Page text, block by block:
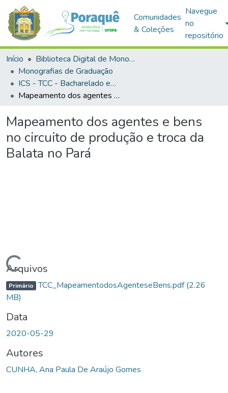
Comunidades
& Coleções
Navegue
no
repositório
Início
Biblioteca Digital de Monografias (BDM)
Monografias de Graduação
ICS - TCC - Bacharelado em Antropologia
Mapeamento dos agentes e bens no circuito de produção e troca da Balata no Pará
Mapeamento dos agentes e bens
no circuito de produção e troca da
Balata no Pará
Carregando...
Arquivos
Primário TCC_MapeamentodosAgenteseBens.pdf(2.26
MB)
Data
2020-05-29
Autores
CUNHA, Ana Paula De Araújo Gomes